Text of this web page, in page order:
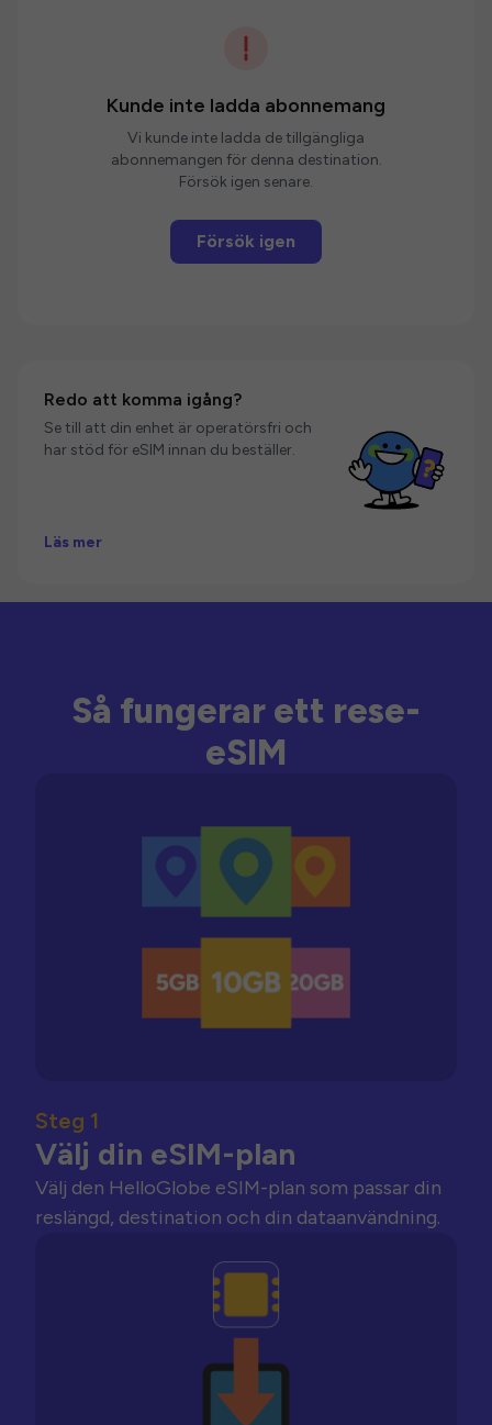
Kunde inte ladda abonnemang
Vi kunde inte ladda de tillgängliga
abonnemangen för denna destination.
Försök igen senare.
Försök igen
Redo att komma igång?
Se till att din enhet är operatörsfri och
har stöd för eSIM innan du beställer.
Läs mer
Så fungerar ett rese-
eSIM
Steg 1
Välj din eSIM-plan
Välj den HelloGlobe eSIM-plan som passar din
reslängd, destination och din dataanvändning.